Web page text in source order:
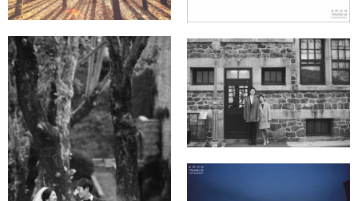
송파중학교+북촌한옥마을
+연세대학교
세미웨딩+연세대학교
데이트스냅